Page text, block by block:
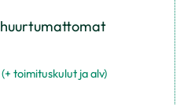
toimituskulut ja alv)